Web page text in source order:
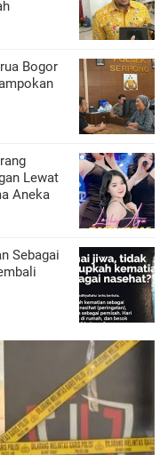
Bogor
Lewat
Aneka
Sebagai